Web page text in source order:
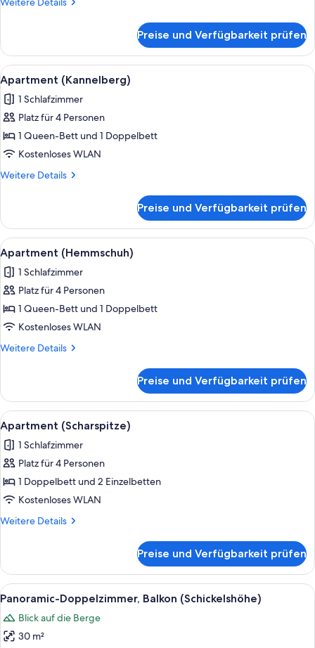
(Pöbelknochen)
Preise und Verfügbarkeit prüfen
Alle
Fotos
für
Apartment
(Kannelberg)
anzeigen
Apartment (Kannelberg) |
8
Apartment (Kannelberg)
1 Schlafzimmer
Platz für 4 Personen
1 Queen-Bett und 1 Doppelbett
Kostenloses WLAN
Weitere Details
Weitere
(Kannelberg)
Preise und Verfügbarkeit prüfen
Alle
Fotos
für
Apartment
(Hemmschuh)
anzeigen
Apartment (Hemmschuh) |
8
Apartment (Hemmschuh)
1 Schlafzimmer
Platz für 4 Personen
1 Queen-Bett und 1 Doppelbett
Kostenloses WLAN
Weitere Details
Weitere
(Hemmschuh)
Preise und Verfügbarkeit prüfen
Alle
Fotos
für
Apartment
(Scharspitze)
anzeigen
Apartment (Scharspitze) |
8
Apartment (Scharspitze)
1 Schlafzimmer
Platz für 4 Personen
1 Doppelbett und 2 Einzelbetten
Kostenloses WLAN
Weitere Details
Weitere
(Scharspitze)
Preise und Verfügbarkeit prüfen
Alle
Fotos
für
Panoramic-
Panoramic-Doppelzimmer, Balkon
6
Panoramic-Doppelzimmer, Balkon (Schickelshöhe)
Blick auf die Berge
30 m²